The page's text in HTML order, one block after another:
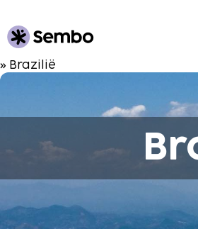
» Brazilië